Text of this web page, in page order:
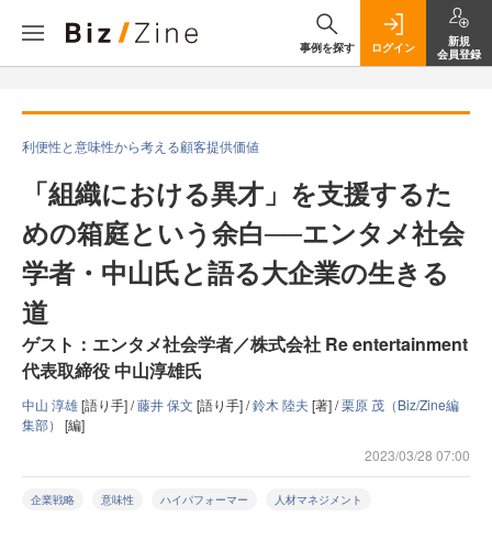
事例を探す ログイン
新規
会員登録
利便性と意味性から考える顧客提供価値
「組織における異才」を支援するた
めの箱庭という余白──エンタメ社会
学者・中山氏と語る大企業の生きる
道
ゲスト：エンタメ社会学者／株式会社 Re entertainment
代表取締役 中山淳雄氏
中山 淳雄[語り手] /藤井 保文 [語り手] /鈴木 陸夫 [著] /栗原 茂（Biz/Zine編
集部） [編]
2023/03/28 07:00
企業戦略 意味性 ハイパフォーマー 人材マネジメント